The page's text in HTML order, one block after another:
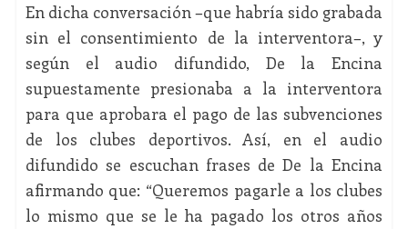
En dicha conversación –que habría sido grabada
sin el consentimiento de la interventora–, y
según el audio difundido, De la Encina
supuestamente presionaba a la interventora
para que aprobara el pago de las subvenciones
de los clubes deportivos.Así, en el audio
difundido se escuchan frases de De la Encina
afirmando que: “Queremos pagarle a los clubes
lo mismo que se le ha pagado los otros años